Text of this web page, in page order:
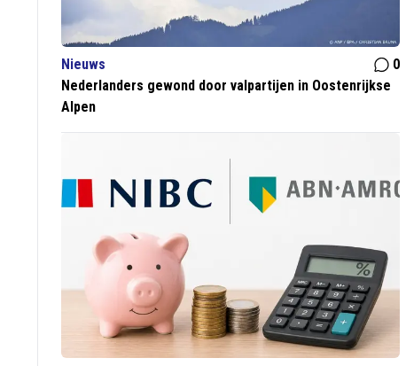
Nieuws
0
Nederlanders gewond door valpartijen in Oostenrijkse
Alpen